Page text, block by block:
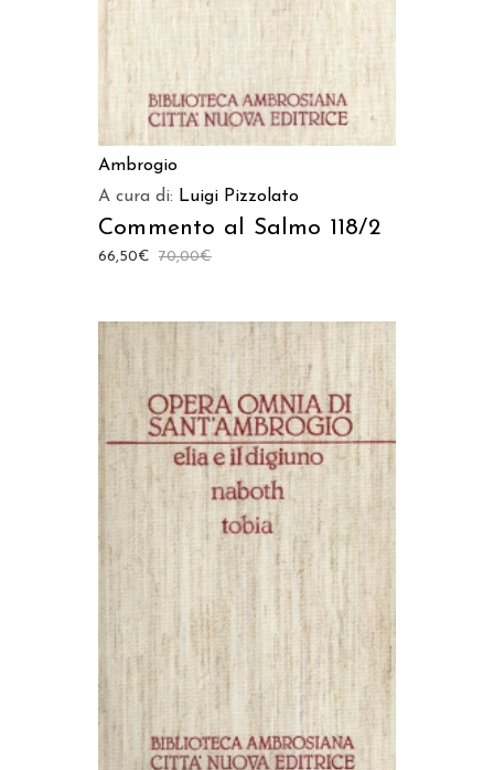
Ambrogio
A cura di: Luigi Pizzolato
Commento al Salmo 118/2
70,00€
66,50€
AGGIUNGI AL CARRELLO